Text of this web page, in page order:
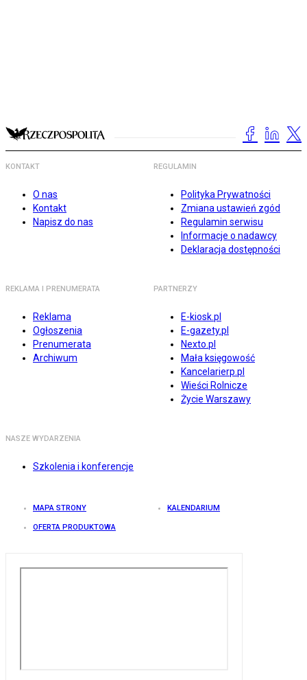
KONTAKT
O nas
Kontakt
Napisz do nas
REGULAMIN
Polityka Prywatności
Zmiana ustawień zgód
Regulamin serwisu
Informacje o nadawcy
Deklaracja dostępności
REKLAMA I PRENUMERATA
Reklama
Ogłoszenia
Prenumerata
Archiwum
PARTNERZY
E-kiosk.pl
E-gazety.pl
Nexto.pl
Mała księgowość
Kancelarierp.pl
Wieści Rolnicze
Życie Warszawy
NASZE WYDARZENIA
Szkolenia i konferencje
MAPA STRONY KALENDARIUM
OFERTA PRODUKTOWA